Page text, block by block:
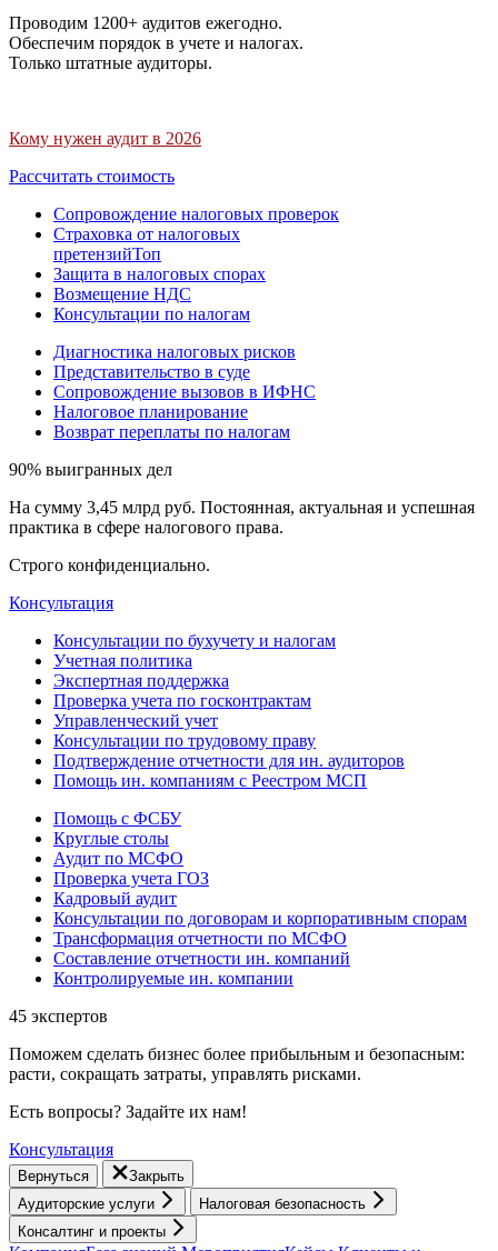
Проводим 1200+ аудитов ежегодно.
Обеспечим порядок в учете и налогах.
Только штатные аудиторы.
Кому нужен аудит в 2026
Рассчитать стоимость
Сопровождение налоговых проверок
Страховка от налоговых
претензийТоп
Защита в налоговых спорах
Возмещение НДС
Консультации по налогам
Диагностика налоговых рисков
Представительство в суде
Сопровождение вызовов в ИФНС
Налоговое планирование
Возврат переплаты по налогам
90% выигранных дел
На сумму 3,45 млрд руб. Постоянная, актуальная и успешная
практика в сфере налогового права.
Строго конфиденциально.
Консультация
Консультации по бухучету и налогам
Учетная политика
Экспертная поддержка
Проверка учета по госконтрактам
Управленческий учет
Консультации по трудовому праву
Подтверждение отчетности для ин. аудиторов
Помощь ин. компаниям с Реестром МСП
Помощь с ФСБУ
Круглые столы
Аудит по МСФО
Проверка учета ГОЗ
Кадровый аудит
Консультации по договорам и корпоративным спорам
Трансформация отчетности по МСФО
Составление отчетности ин. компаний
Контролируемые ин. компании
45 экспертов
Поможем сделать бизнес более прибыльным и безопасным:
расти, cокращать затраты, управлять рисками.
Есть вопросы? Задайте их нам!
Консультация
Вернуться
Закрыть
Аудиторские услуги
Налоговая безопасность
Консалтинг и проекты